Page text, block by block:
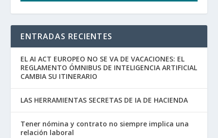
ENTRADAS RECIENTES
EL AI ACT EUROPEO NO SE VA DE VACACIONES: EL
REGLAMENTO ÓMNIBUS DE INTELIGENCIA ARTIFICIAL
CAMBIA SU ITINERARIO
LAS HERRAMIENTAS SECRETAS DE IA DE HACIENDA
Tener nómina y contrato no siempre implica una
relación laboral